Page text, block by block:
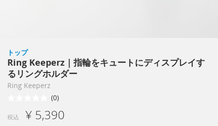
トップ
Ring Keeperz｜指輪をキュートにディスプレイす
るリングホルダー
Ring Keeperz
(0)
税込 ¥ 5,390